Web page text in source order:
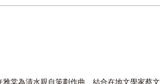
棠為清水親自策劃作曲、結合在地文學家蔡文